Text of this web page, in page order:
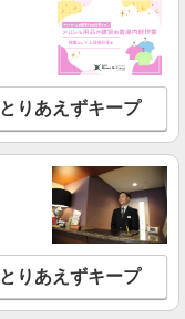
とりあえずキープ
とりあえずキープ